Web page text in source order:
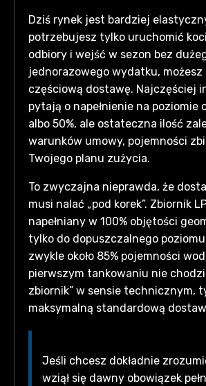
Dziś rynek jest bardziej
potrzebujesz tylko uruchomić
odbiory i wejść w sezon bez
jednorazowego wydatku, możesz
częściową dostawę. Najczęściej
pytają o napełnienie na poziomie
albo 50%, ale ostateczna ilość
warunków umowy, pojemności
Twojego planu zużycia.
To zwyczajna nieprawda, że
musi nalać „pod korek”. Zbiornik
napełniany w 100% objętości
tylko do dopuszczalnego
zwykle około 85% pojemności
pierwszym tankowaniu nie chodzi
zbiornik” w sensie technicznym,
maksymalną standardową
Jeśli chcesz dokładnie
wziął się dawny obowiązek